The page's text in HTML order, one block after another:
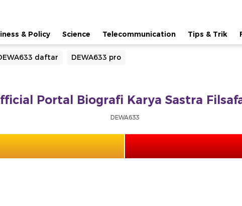
& Policy Science Telecommunication Tips & Trik
daftar DEWA633 pro
Portal Biografi Karya Sastra
DEWA633